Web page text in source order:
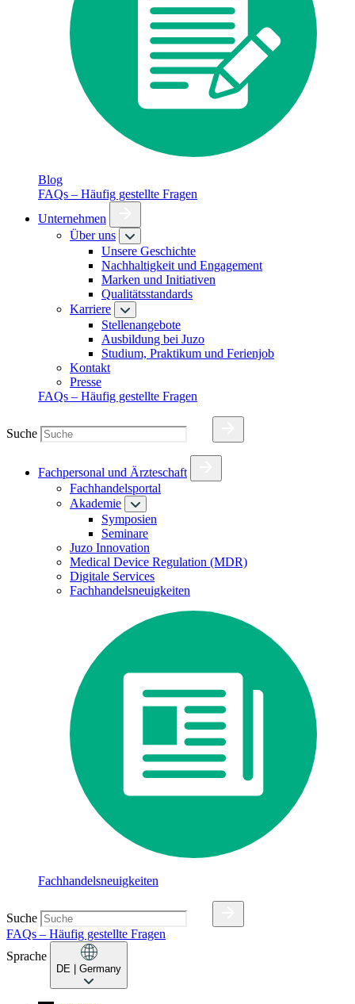
Blog
FAQs – Häufig gestellte Fragen
Unternehmen
Über uns
Unsere Geschichte
Nachhaltigkeit und Engagement
Marken und Initiativen
Qualitätsstandards
Karriere
Stellenangebote
Ausbildung bei Juzo
Studium, Praktikum und Ferienjob
Kontakt
Presse
FAQs – Häufig gestellte Fragen
Suche
Fachpersonal und Ärzteschaft
Fachhandelsportal
Akademie
Symposien
Seminare
Juzo Innovation
Medical Device Regulation (MDR)
Digitale Services
Fachhandelsneuigkeiten
Fachhandelsneuigkeiten
Suche
FAQs – Häufig gestellte Fragen
Sprache
DE | Germany